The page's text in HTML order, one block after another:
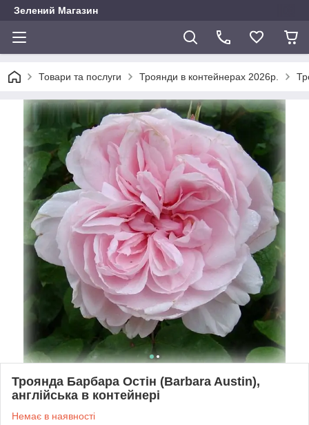
Зелений Магазин
Товари та послуги Троянди в контейнерах 2026р.
Троянда Барбара Остін (Barbara Austin),
англійська в контейнері
Немає в наявності